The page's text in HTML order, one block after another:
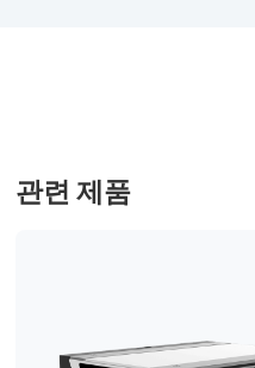
관련 제품